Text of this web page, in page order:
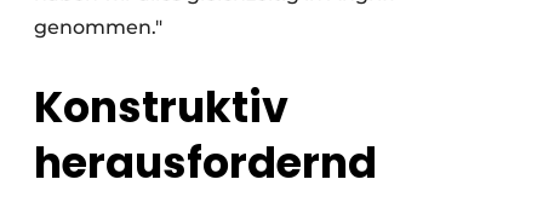
genommen."
Konstruktiv
herausfordernd